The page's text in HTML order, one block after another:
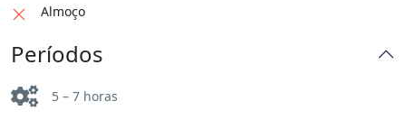
Almoço
Períodos
5 – 7 horas